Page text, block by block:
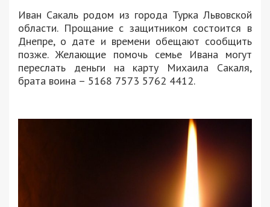
Иван Сакаль родом из города Турка Львовской
области. Прощание с защитником состоится в
Днепре, о дате и времени обещают сообщить
позже. Желающие помочь семье Ивана могут
переслать деньги на карту Михаила Сакаля,
брата воина – 5168 7573 5762 4412.